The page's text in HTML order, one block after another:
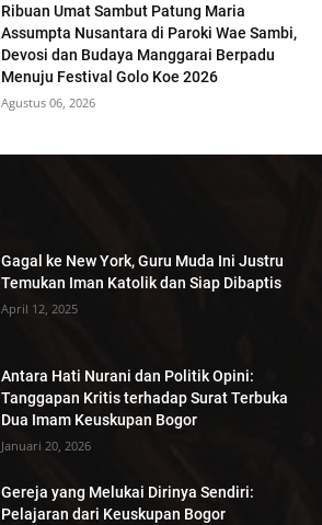
Ribuan Umat Sambut Patung Maria
Assumpta Nusantara di Paroki Wae Sambi,
Devosi dan Budaya Manggarai Berpadu
Menuju Festival Golo Koe 2026
Agustus 06, 2026
Gagal ke New York, Guru Muda Ini Justru
Temukan Iman Katolik dan Siap Dibaptis
April 12, 2025
Antara Hati Nurani dan Politik Opini:
Tanggapan Kritis terhadap Surat Terbuka
Dua Imam Keuskupan Bogor
Januari 20, 2026
Gereja yang Melukai Dirinya Sendiri:
Pelajaran dari Keuskupan Bogor